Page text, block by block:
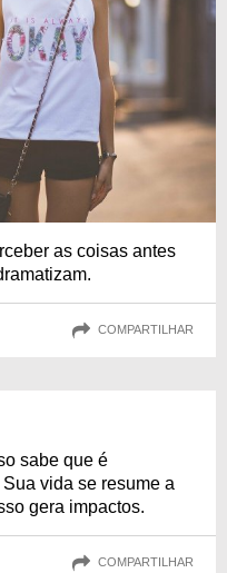
as coisas antes
COMPARTILHAR
sabe que é
vida se resume a
gera impactos.
COMPARTILHAR